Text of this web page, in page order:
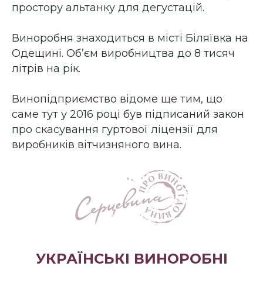
простору альтанку для дегустацій.
Виноробня знаходиться в місті Біляївка на
Одещині. Об’єм виробництва до 8 тисяч
літрів на рік.
Винопідприємство відоме ще тим, що
саме тут у 2016 році був підписаний закон
про скасування гуртової ліцензії для
виробників вітчизняного вина.
УКРАЇНСЬКІ ВИНОРОБНІ